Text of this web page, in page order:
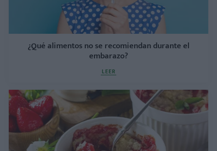
¿Qué alimentos no se recomiendan durante el
embarazo?
LEER